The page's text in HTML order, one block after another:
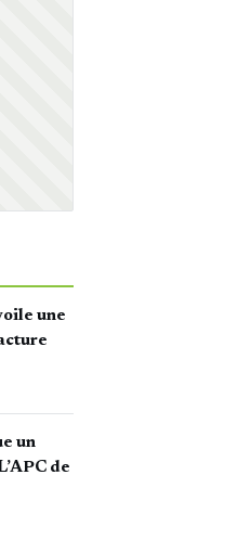
une
un
de